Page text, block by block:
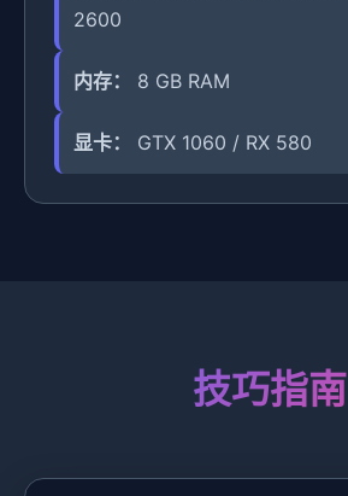
2600
内存： 8 GB RAM
显卡： GTX 1060 / RX 580
技巧指南